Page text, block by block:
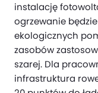
instalację
ogrzewanie
ekologicznych
zasobów
szarej. Dla
infrastruktura